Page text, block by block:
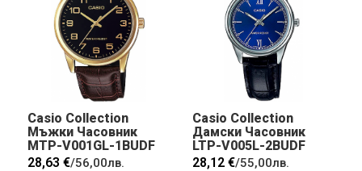
Casio Collection
Мъжки Часовник
MTP-V001GL-1BUDF
28,63 €/56,00лв.
Casio Collection
Дамски Часовник
LTP-V005L-2BUDF
28,12 €/55,00лв.